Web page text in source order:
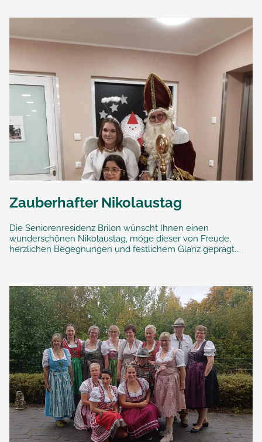
Zauberhafter Nikolaustag
Die Seniorenresidenz Brilon wünscht Ihnen einen
wunderschönen Nikolaustag, möge dieser von Freude,
herzlichen Begegnungen und festlichem Glanz geprägt...